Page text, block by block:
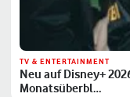
TV & ENTERTAINMENT
Neu auf Disney+
Monatsüberbl…